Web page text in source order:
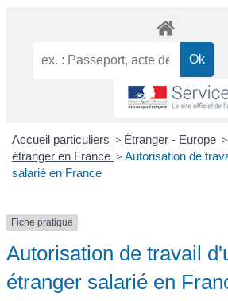
Accueil particuliers > Étranger - Europe >
étranger en France > Autorisation de
salarié en France
Fiche pratique
Autorisation de travail
étranger salarié en